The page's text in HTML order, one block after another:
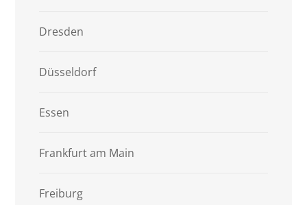
Dresden
Düsseldorf
Essen
Frankfurt am Main
Freiburg